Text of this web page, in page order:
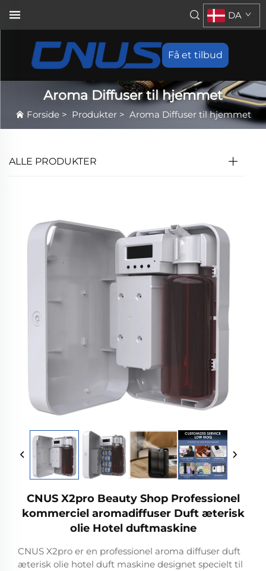
Få et tilbud
DA
Aroma Diffuser til hjemmet
Forside> Produkter> Aroma Diffuser til hjemmet
ALLE PRODUKTER
CNUS X2pro Beauty Shop Professionel
kommerciel aromadiffuser Duft æterisk
olie Hotel duftmaskine
CNUS X2pro er en professionel aroma diffuser duft
æterisk olie hotel duft maskine designet specielt til